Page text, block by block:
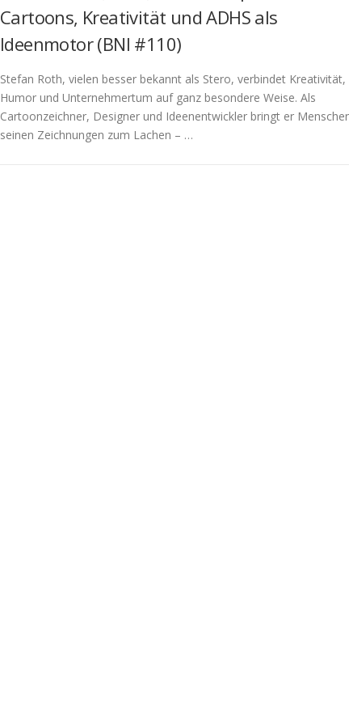
Cartoons, Kreativität und ADHS als
Ideenmotor (BNI #110)
Stefan Roth, vielen besser bekannt als Stero, verbindet Kreativität,
Humor und Unternehmertum auf ganz besondere Weise. Als
Cartoonzeichner, Designer und Ideenentwickler bringt er
seinen Zeichnungen zum Lachen – …